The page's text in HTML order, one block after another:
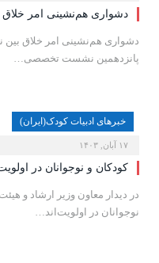
دشواری هم‌نشینی امر خلاق
پانزدهمین نشست تخصصی…
خبرهای ادبیات کودک(ایران)
۱۷ آبان, ۱۴۰۳
کودکان و نوجوانان در
در دیدار معاون وزیر ارشاد و
نوجوانان در اولویت‌‏اند…